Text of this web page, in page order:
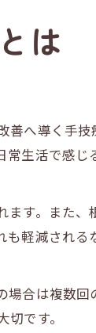
は
へ導く手
生活で感
す。また
軽減され
合は複数
です。